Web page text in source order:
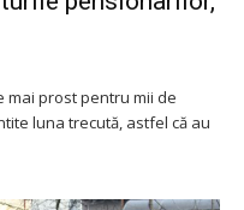
mai prost pentru mii de
luna trecută, astfel că au